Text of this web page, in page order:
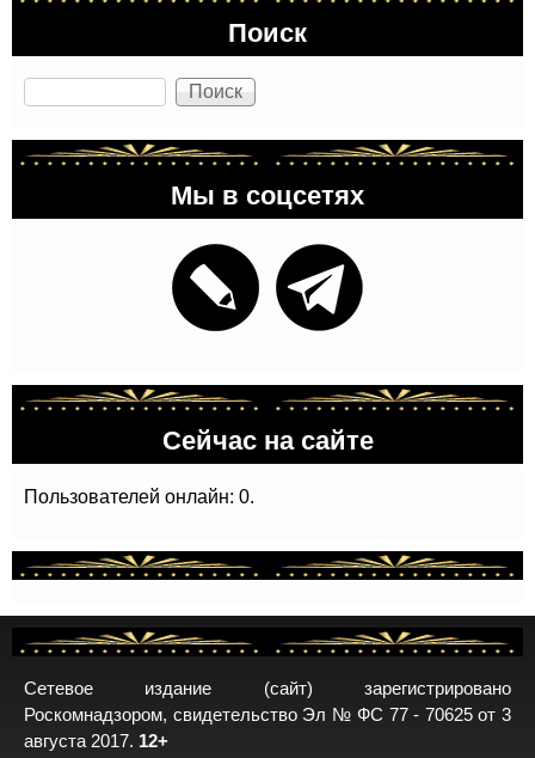
Поиск
Поиск
Мы в соцсетях
Сейчас на сайте
Пользователей онлайн: 0.
Сетевое издание (сайт) зарегистрировано
Роскомнадзором, свидетельство Эл № ФС 77 - 70625 от 3
августа 2017. 12+